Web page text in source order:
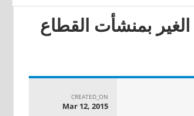
بمنشأت القطاع
CREATED_ON
Mar 12, 2015